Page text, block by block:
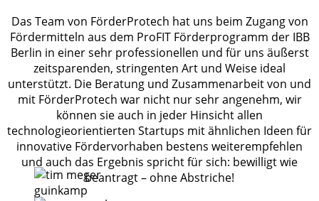
Das Team von FörderProtech hat uns beim Zugang von
Fördermitteln aus dem ProFIT Förderprogramm der IBB
Berlin in einer sehr professionellen und für uns äußerst
zeitsparenden, stringenten Art und Weise ideal
unterstützt. Die Beratung und Zusammenarbeit von und
mit FörderProtech war nicht nur sehr angenehm, wir
können sie auch in jeder Hinsicht allen
technologieorientierten Startups mit ähnlichen Ideen für
innovative Fördervorhaben bestens weiterempfehlen
und auch das Ergebnis spricht für sich: bewilligt wie
beantragt – ohne Abstriche!